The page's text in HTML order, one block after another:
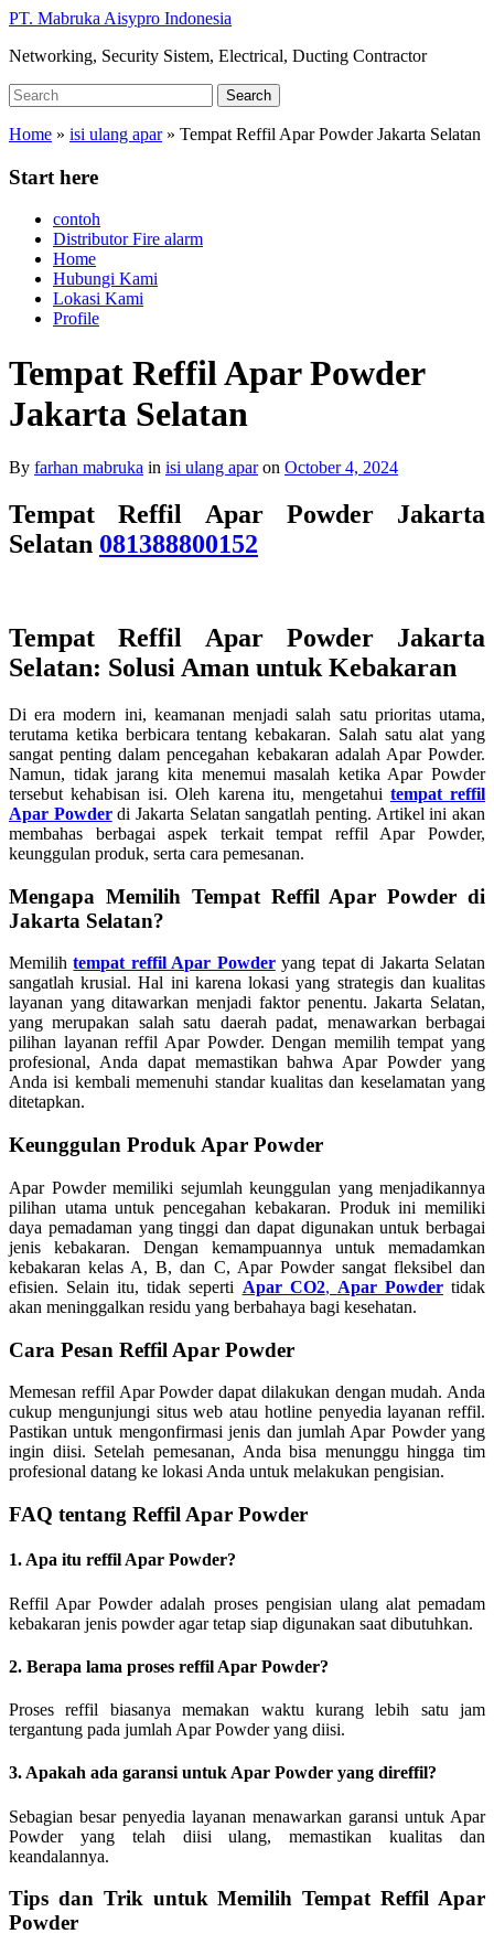
Skip
main
PT. Mabruka Aisypro Indonesia
Networking, Security Sistem, Electrical, Ducting Contractor
Search
for:
Search
Home » isi ulang apar» Tempat Reffil Apar Powder Jakarta Selatan
Start here
contoh
Distributor Fire alarm
Home
Hubungi Kami
Lokasi Kami
Profile
Tempat Reffil Apar Powder
Jakarta Selatan
By farhan mabruka in isi ulang aparon October 4, 2024
Tempat Reffil Apar Powder Jakarta
Selatan 081388800152
Tempat Reffil Apar Powder Jakarta
Selatan: Solusi Aman untuk Kebakaran
Di era modern ini, keamanan menjadi salah satu prioritas utama,
terutama ketika berbicara tentang kebakaran. Salah satu alat yang
sangat penting dalam pencegahan kebakaran adalah Apar Powder.
Namun, tidak jarang kita menemui masalah ketika Apar Powder
tersebut kehabisan isi. Oleh karena itu, mengetahui tempat reffil
Apar Powderdi Jakarta Selatan sangatlah penting. Artikel ini akan
membahas berbagai aspek terkait tempat reffil Apar Powder,
keunggulan produk, serta cara pemesanan.
Mengapa Memilih Tempat Reffil Apar Powder di
Jakarta Selatan?
Memilihtempat reffil Apar Powderyang tepat di Jakarta Selatan
sangatlah krusial. Hal ini karena lokasi yang strategis dan kualitas
layanan yang ditawarkan menjadi faktor penentu. Jakarta Selatan,
yang merupakan salah satu daerah padat, menawarkan berbagai
pilihan layanan reffil Apar Powder. Dengan memilih tempat yang
profesional, Anda dapat memastikan bahwa Apar Powder yang
Anda isi kembali memenuhi standar kualitas dan keselamatan yang
ditetapkan.
Keunggulan Produk Apar Powder
Apar Powder memiliki sejumlah keunggulan yang menjadikannya
pilihan utama untuk pencegahan kebakaran. Produk ini memiliki
daya pemadaman yang tinggi dan dapat digunakan untuk berbagai
jenis kebakaran. Dengan kemampuannya untuk memadamkan
kebakaran kelas A, B, dan C, Apar Powder sangat fleksibel dan
efisien. Selain itu, tidak seperti Apar CO2, Apar Powdertidak
akan meninggalkan residu yang berbahaya bagi kesehatan.
Cara Pesan Reffil Apar Powder
Memesan reffil Apar Powder dapat dilakukan dengan mudah. Anda
cukup mengunjungi situs web atau hotline penyedia layanan reffil.
Pastikan untuk mengonfirmasi jenis dan jumlah Apar Powder yang
ingin diisi. Setelah pemesanan, Anda bisa menunggu hingga tim
profesional datang ke lokasi Anda untuk melakukan pengisian.
FAQ tentang Reffil Apar Powder
1. Apa itu reffil Apar Powder?
Reffil Apar Powder adalah proses pengisian ulang alat pemadam
kebakaran jenis powder agar tetap siap digunakan saat dibutuhkan.
2. Berapa lama proses reffil Apar Powder?
Proses reffil biasanya memakan waktu kurang lebih satu jam
tergantung pada jumlah Apar Powder yang diisi.
3. Apakah ada garansi untuk Apar Powder yang direffil?
Sebagian besar penyedia layanan menawarkan garansi untuk Apar
Powder yang telah diisi ulang, memastikan kualitas dan
keandalannya.
Tips dan Trik untuk Memilih Tempat Reffil Apar
Powder